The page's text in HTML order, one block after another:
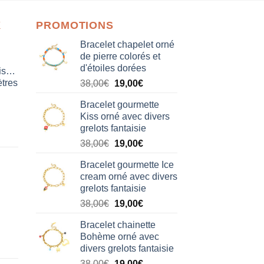
PROMOTIONS
Bracelet chapelet orné
de pierre colorés et
d'étoiles dorées
38,00€ Le
initial
était :
38,00€.
19,00€Le
actuel
est :
19,00€.
Bracelet gourmette
Kiss orné avec divers
grelots fantaisie
38,00€ Le
initial
était :
38,00€.
19,00€Le
actuel
est :
19,00€.
Bracelet gourmette Ice
cream orné avec divers
grelots fantaisie
38,00€ Le
initial
était :
38,00€.
19,00€Le
actuel
est :
19,00€.
Bracelet chainette
Bohème orné avec
divers grelots fantaisie